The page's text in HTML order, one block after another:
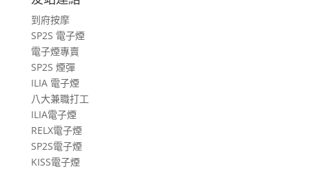
遊
文
章
到府按摩
SP2S 電子煙
電子煙專賣
SP2S 煙彈
ILIA 電子煙
八大兼職打工
ILIA電子煙
RELX電子煙
SP2S電子煙
KISS電子煙